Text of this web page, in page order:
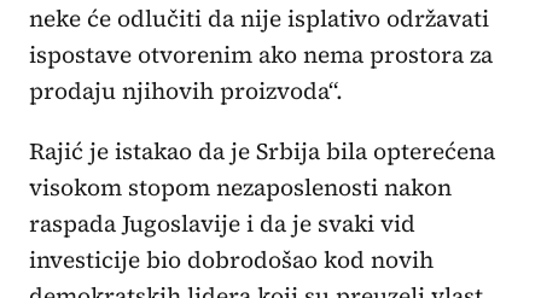
neke će odlučiti da nije isplativo održavati
ispostave otvorenim ako nema prostora za
prodaju njihovih proizvoda“.
Rajić je istakao da je Srbija bila opterećena
visokom stopom nezaposlenosti nakon
raspada Jugoslavije i da je svaki vid
investicije bio dobrodošao kod novih